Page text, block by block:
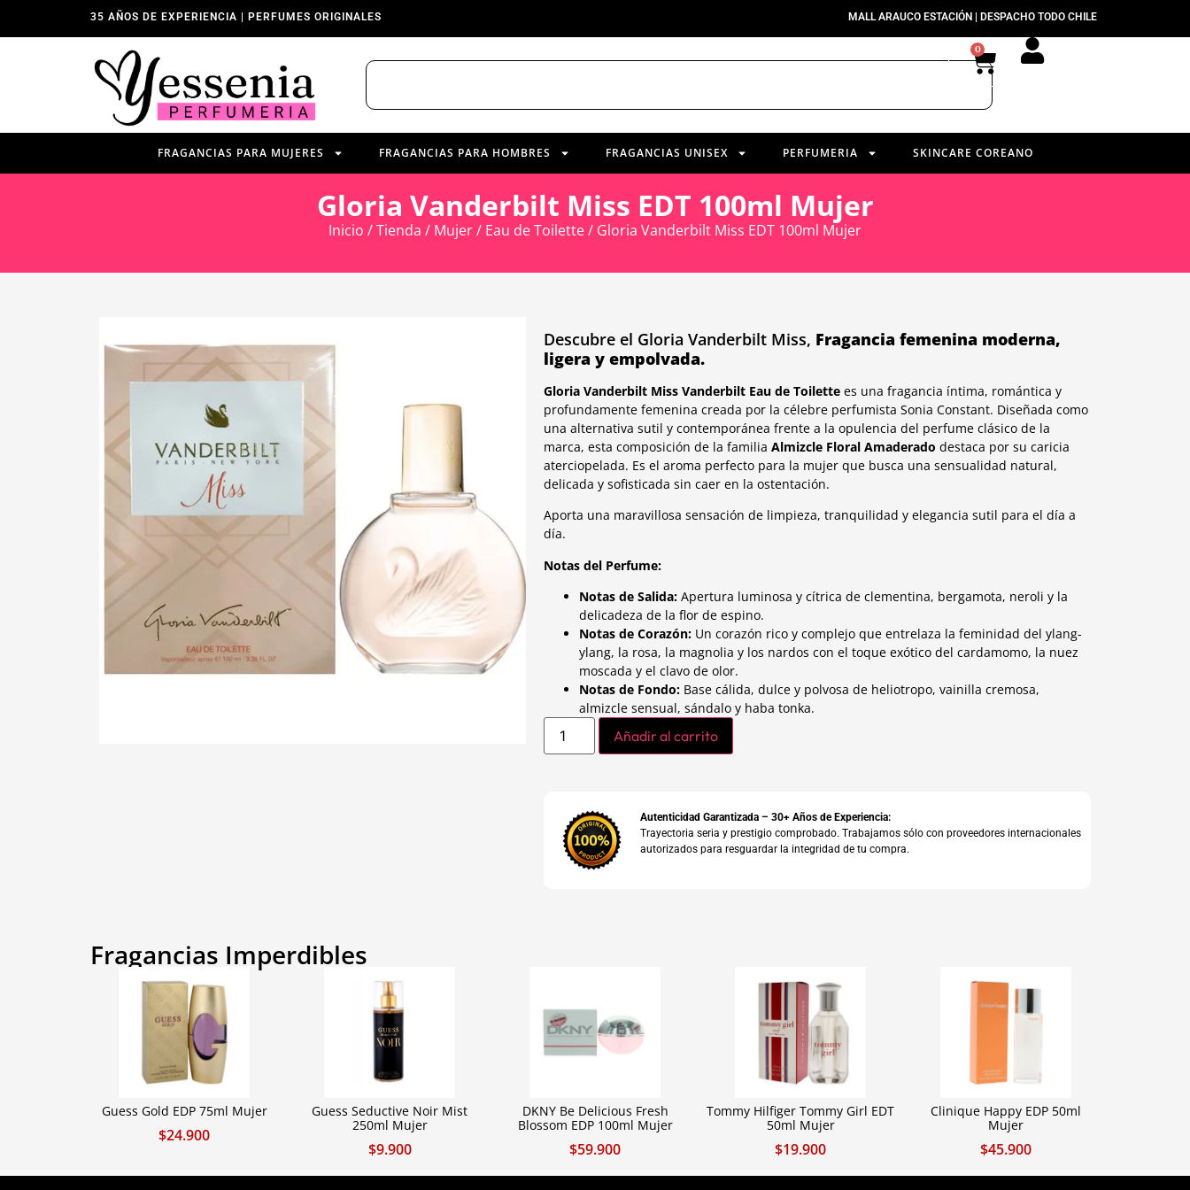
35 AÑOS DE EXPERIENCIA | PERFUMES ORIGINALES MALL ARAUCO ESTACIÓN | DESPACHO TODO CHILE
0
FRAGANCIAS PARA MUJERES FRAGANCIAS PARA HOMBRES FRAGANCIAS UNISEX PERFUMERIA SKINCARE COREANO
Gloria Vanderbilt Miss EDT 100ml Mujer
Inicio /Tienda / Mujer/ Eau de Toilette/ Gloria Vanderbilt Miss EDT 100ml Mujer
Descubre el Gloria Vanderbilt Miss, Fragancia femenina moderna,
ligera y empolvada.
Gloria Vanderbilt Miss Vanderbilt Eau de Toilettees una fragancia íntima, romántica y
profundamente femenina creada por la célebre perfumista Sonia Constant. Diseñada como
una alternativa sutil y contemporánea frente a la opulencia del perfume clásico de la
marca, esta composición de la familia Almizcle Floral Amaderado destaca por su caricia
aterciopelada. Es el aroma perfecto para la mujer que busca una sensualidad natural,
delicada y sofisticada sin caer en la ostentación.
Aporta una maravillosa sensación de limpieza, tranquilidad y elegancia sutil para el día a
día.
Notas del Perfume:
Notas de Salida:Apertura luminosa y cítrica de clementina, bergamota, neroli y la
delicadeza de la flor de espino.
Notas de Corazón:Un corazón rico y complejo que entrelaza la feminidad del ylang-
ylang, la rosa, la magnolia y los nardos con el toque exótico del cardamomo, la nuez
moscada y el clavo de olor.
Notas de Fondo:Base cálida, dulce y polvosa de heliotropo, vainilla cremosa,
almizcle sensual, sándalo y haba tonka.
Añadir al carrito
Autenticidad Garantizada – 30+ Años de Experiencia:
Trayectoria seria y prestigio comprobado. Trabajamos sólo con proveedores internacionales
autorizados para resguardar la integridad de tu compra.
Fragancias Imperdibles
Guess Gold EDP 75ml Mujer
$24.900
Guess Seductive Noir Mist
250ml Mujer
$9.900
DKNY Be Delicious Fresh
Blossom EDP 100ml Mujer
$59.900
Tommy Hilfiger Tommy Girl EDT
50ml Mujer
$19.900
Clinique Happy EDP 50ml
Mujer
$45.900